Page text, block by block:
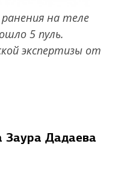
на теле
5 пуль.
экспертизы от
Заура Дадаева